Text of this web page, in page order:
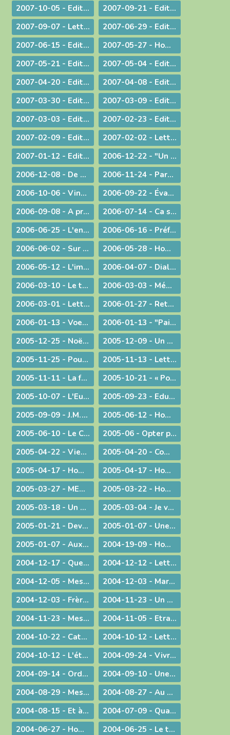
2007-10-05 - Edito : Des temps nouveaux pour l'Evangile "Passons aux Actes !"
2007-09-21 - Edito : L'amour du plus faible
2007-09-07 - Lettre aux prêtres à propos du Motu Proprio
2007-06-29 - Edito : Merci à vous, prêtres nouvellement nommés
2007-06-15 - Edito : A propos des "sans papiers"
2007-05-27 - Homélie de Confirmation - Pentecôte
2007-05-21 - Edito : Justice, jugement et miséricorde
2007-05-04 - Edito : Au service des vocations sacerdotales : une journée inédite !
2007-04-20 - Edito : Une citoyenneté responsable
2007-04-08 - Edito : Un baptême pas comme les autres - Pâques 2007
2007-03-30 - Edito : A la veille des élections / A propos des élections présidentielles et législatives
2007-03-09 - Edito : Double "fil de vie" - Un aspect de la liturgie du Carême
2007-03-03 - Edito : Le chemin de la filialié
2007-02-23 - Edito : "Il faut que le monde sache..." Conversion et Mission
2007-02-09 - Edito : "Je suis allée essayer mon cercueil !"
2007-02-02 - Lettre aux prêtres et aux diacres
2007-01-12 - Edito : Le Gange et l'Himalaya
2006-12-22 - "Un Sauveur vous est né !"
2006-12-08 - De Ratisbonne à Ankara, un dialogue ininterrompu
2006-11-24 - Parentalité
2006-10-06 - Vingt ans déjà !
2006-09-22 - Évangéliser : aller au large !
2006-09-08 - A propos du Liban
2006-07-14 - Ca se passe en France !
2006-06-25 - L'enjeu de toute existence : trouver Le chemin !
2006-06-16 - Préférer le bonheur à la vérité ?
2006-06-02 - Sur les pas de Jean-Paul II
2006-05-28 - Homélie à la messe télévisée à Notre-Dame de Bourg
2006-05-12 - L'immigration
2006-04-07 - Dialogue interreligieux
2006-03-10 - Le trésor de la foi
2006-03-03 - Méditation sur l'Evangile du 4° dimanche de Carême 2006
2006-03-01 - Lettre aux prêtres et aux diacres
2006-01-27 - Retour aux origines
2006-01-13 - Voeux... pour aujourd'hui
2006-01-13 - "Paix sur la terre !"
2005-12-25 - Noël : la nouveauté chrétienne
2005-12-09 - Un modèle de persévérance dans l'élaboration d'une loi
2005-11-25 - Pour une laïcité constructive
2005-11-13 - Lettre aux prêtres et aux diacres
2005-11-11 - La faiblesse au service d'une cause
2005-10-21 - « Pour de nouveaux modes de vie ! »
2005-10-07 - L'Eucharistie, source de la transformation des cœurs et du monde
2005-09-23 - Eduquer
2005-09-09 - J.M.J. du souvenir à l'avenir !
2005-06-12 - Homélie pour des ordinations diaconales
2005-06-10 - Le Curé d'Ars chez le Pape !
2005-06 - Opter pour l'avenir
2005-04-22 - Viens Esprit-Saint !
2005-04-20 - Communiqué à l'occasion de l'élection du Pape Benoît XVI
2005-04-17 - Homélie pour la journée des vocations
2005-04-17 - Homélie pour la journée des vocations
2005-03-27 - MESSAGE PASCAL 2005 : Marcher avec nos jambes !
2005-03-22 - Homélie pour la messe chrismale
2005-03-18 - Un degré de plus !
2005-03-04 - Je vais devenir plus pratiquant
2005-01-21 - Devant l'absurde
2005-01-07 - Une conscience planétaire
2005-01-07 - Aux portes du bonheur !
2004-19-09 - Homélie pour la Messe retransmise par la télévision depuis l'abbatiale d'Ambronay
2004-12-17 - Quelle Famille ?
2004-12-12 - Lettre aux prêtres
2004-12-05 - Message lors de la Messe d'au revoir à St-Didier-sur-Chalaronne
2004-12-03 - Marie, le premier tabernacle de l'histoire
2004-12-03 - Frère Gabriel Taborin, à l'école de la Sainte Famille
2004-11-23 - Un peu d'air frais !
2004-11-23 - Message lors du coup d'envoi pour les JMJ !
2004-11-05 - Etranges, surprenantes Béatitudes
2004-10-22 - Catécoeur ! Jésus est mon trésor
2004-10-12 - Lettre aux prêtres
2004-10-12 - L'étrange pouvoir du clown
2004-09-24 - Vivre en Eglise
2004-09-14 - Ordination sacerdotale à la Chartreuse de Portes
2004-09-10 - Une année eucharistique, 2005
2004-08-29 - Message aux catholiques de Bourg et des environs
2004-08-27 - Au seuil de la nouvelle année pastorale
2004-08-15 - Et à l'heure de notre mort
2004-07-09 - Quand Dieu est reconduit à la frontière
2004-06-27 - Homélie pour les ordinations
2004-06-25 - Le temps des changements